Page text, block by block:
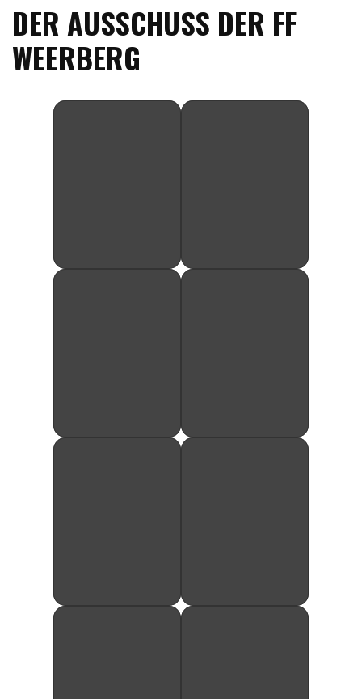
DER AUSSCHUSS DER FF
WEERBERG